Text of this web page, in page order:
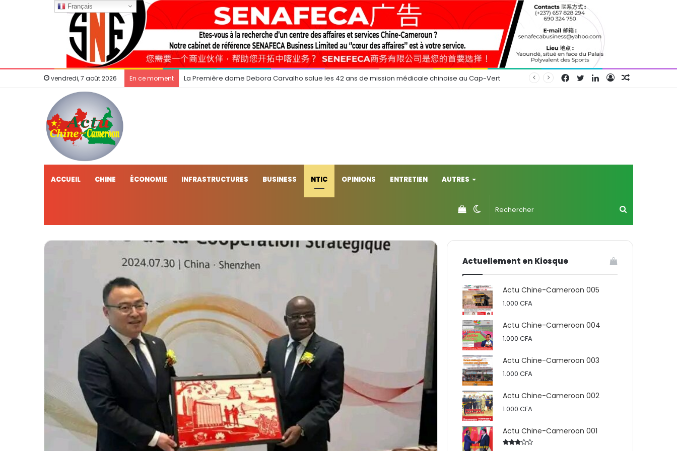
vendredi, 7 août 2026 En ce moment La Première dame Debora Carvalho salue les 42 ans de mission médicale chinoise au Cap-Vert Connexion
Linkedin
Twitter
Facebook
ACCUEIL CHINE ÉCONOMIE INFRASTRUCTURES BUSINESS NTIC OPINIONS ENTRETIEN AUTRES
Switch
skin
Voir
votre
Actuellement en Kiosque
Actu Chine-Cameroon 005
1.000CFA
Actu Chine-Cameroon 004
1.000CFA
Actu Chine-Cameroon 003
1.000CFA
Actu Chine-Cameroon 002
1.000CFA
Actu Chine-Cameroon 001
Français